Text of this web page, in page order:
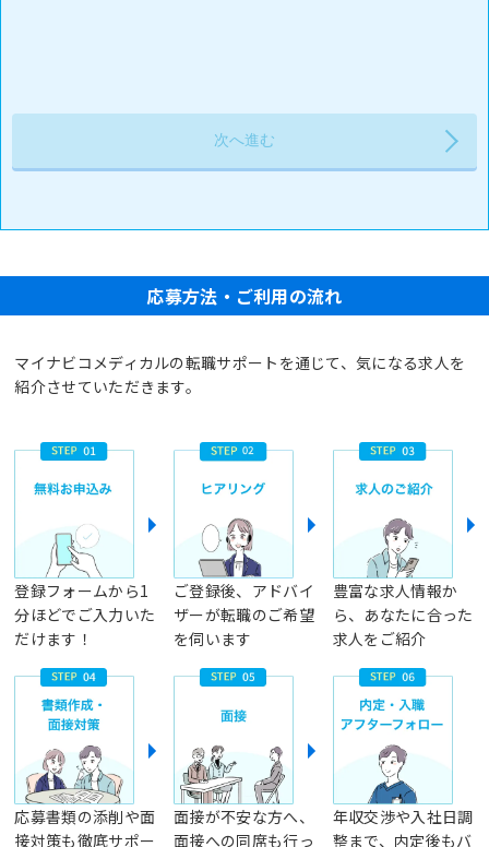
応募方法・ご利用の流れ
マイナビコメディカルの転職サポートを通じて、気になる求人を
紹介させていただきます。
登録フォームから1
分ほどでご入力いた
だけます！
ご登録後、アドバイ
ザーが転職のご希望
を伺います
豊富な求人情報か
ら、あなたに合った
求人をご紹介
応募書類の添削や面
接対策も徹底サポー
面接が不安な方へ、
面接への同席も行っ
年収交渉や入社日調
整まで、内定後もバ